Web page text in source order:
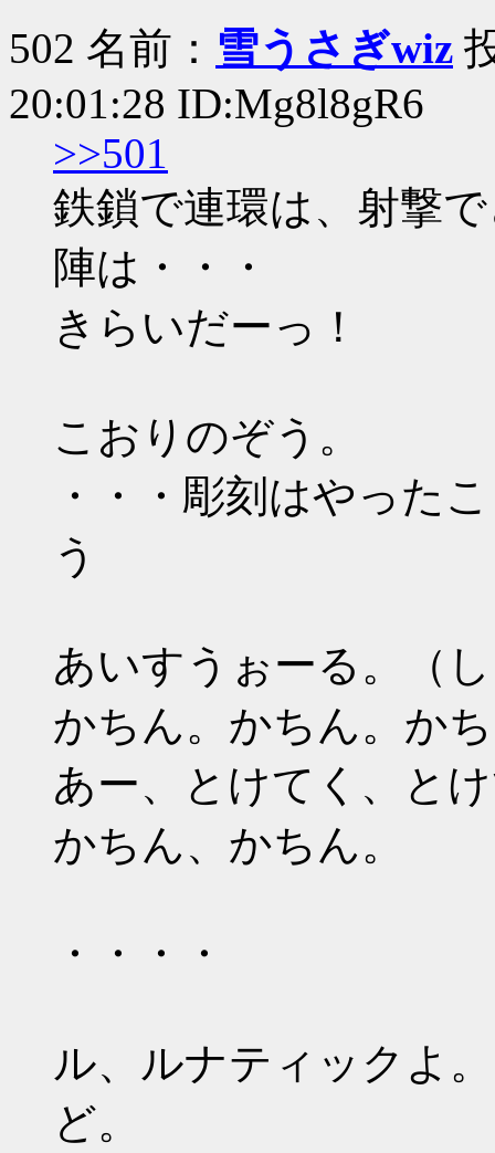
502 名前： 雪うさぎwiz
20:01:28 ID:Mg8l8gR6
>>501
鉄鎖で連環は、射撃
陣は・・・
きらいだーっ！
こおりのぞう。
・・・彫刻はやった
う
あいすうぉーる。（
かちん。かちん。か
あー、とけてく、と
かちん、かちん。
・・・・
ル、ルナティックよ
ど。